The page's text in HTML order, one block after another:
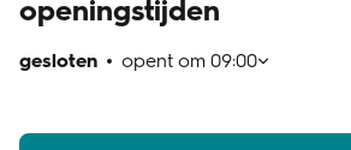
openingstijden
gesloten opent om 09:00